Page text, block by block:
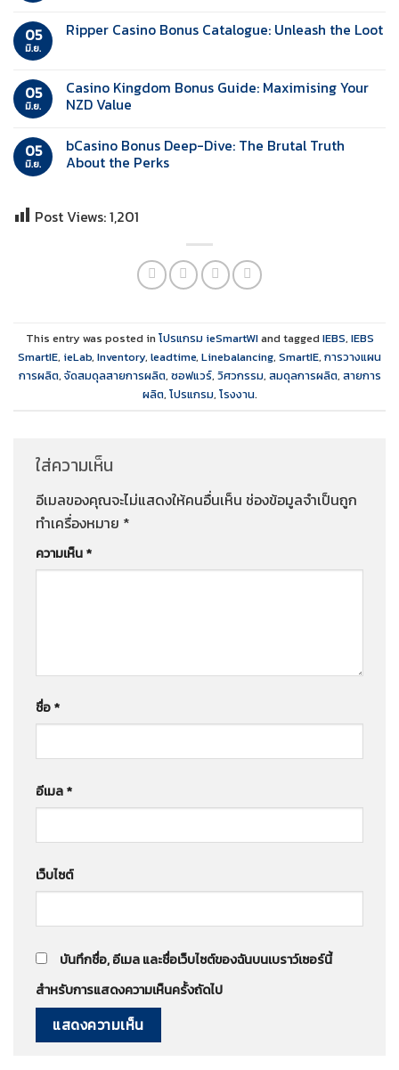
05
มิ.ย.
Ripper Casino Bonus Catalogue: Unleash the Loot
05
มิ.ย.
Casino Kingdom Bonus Guide: Maximising Your
NZD Value
05
มิ.ย.
bCasino Bonus Deep-Dive: The Brutal Truth
About the Perks
Post Views:1,201
This entry was posted in โปรแกรม ieSmartWIand tagged IEBS, IEBS
SmartIE, ieLab, Inventory, leadtime, Linebalancing, SmartIE, การวางแผน
การผลิต, จัดสมดุลสายการผลิต, ซอฟแวร์, วิศวกรรม, สมดุลการผลิต, สายการ
ผลิต, โปรแกรม, โรงงาน.
ใส่ความเห็น
อีเมลของคุณจะไม่แสดงให้คนอื่นเห็น ช่องข้อมูลจำเป็นถูก
ทำเครื่องหมาย *
ความเห็น*
ชื่อ*
อีเมล*
เว็บไซต์
บันทึกชื่อ, อีเมล และชื่อเว็บไซต์ของฉันบนเบราว์เซอร์นี้
สำหรับการแสดงความเห็นครั้งถัดไป